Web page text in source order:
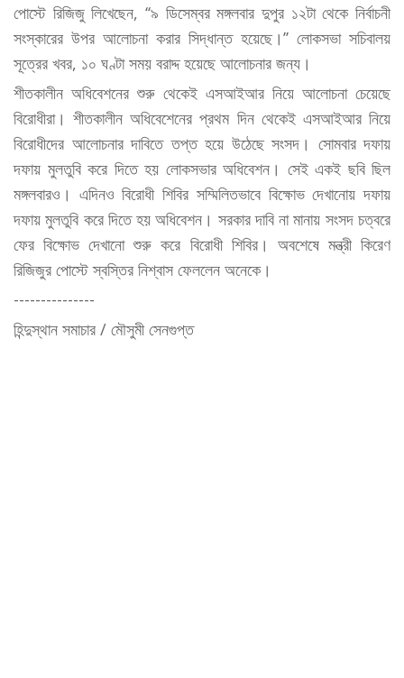
পোস্টে রিজিজু লিখেছেন, ‘‘৯ ডিসেম্বর মঙ্গলবার দুপুর ১২টা থেকে নির্বাচনী
সংস্কারের উপর আলোচনা করার সিদ্ধান্ত হয়েছে।’’ লোকসভা সচিবালয়
সূত্রের খবর, ১০ ঘণ্টা সময় বরাদ্দ হয়েছে আলোচনার জন্য।
শীতকালীন অধিবেশনের শুরু থেকেই এসআইআর নিয়ে আলোচনা চেয়েছে
বিরোধীরা। শীতকালীন অধিবেশেনের প্রথম দিন থেকেই এসআইআর নিয়ে
বিরোধীদের আলোচনার দাবিতে তপ্ত হয়ে উঠেছে সংসদ। সোমবার দফায়
দফায় মুলতুবি করে দিতে হয় লোকসভার অধিবেশন। সেই একই ছবি ছিল
মঙ্গলবারও। এদিনও বিরোধী শিবির সম্মিলিতভাবে বিক্ষোভ দেখানোয় দফায়
দফায় মুলতুবি করে দিতে হয় অধিবেশন। সরকার দাবি না মানায় সংসদ চত্বরে
ফের বিক্ষোভ দেখানো শুরু করে বিরোধী শিবির। অবশেষে মন্ত্রী কিরেণ
রিজিজুর পোস্টে স্বস্তির নিশ্বাস ফেললেন অনেকে।
---------------
হিন্দুস্থান সমাচার / মৌসুমী সেনগুপ্ত